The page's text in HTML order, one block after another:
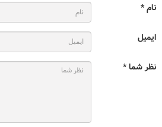
نام *
ایمیل
نظر شما *